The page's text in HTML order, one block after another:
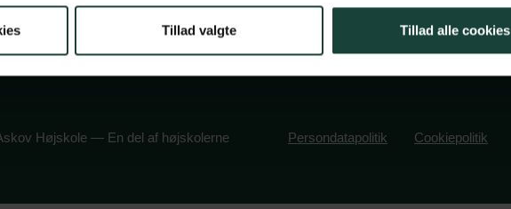
Tillad valgte Tillad alle cookies
EAN nr: 5790002491382
Persondatapolitik Cookiepolitik
Højskole — En del af højskolerne